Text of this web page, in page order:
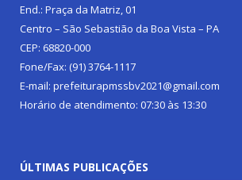
End.: Praça da Matriz, 01
Centro – São Sebastião da Boa Vista – PA
CEP: 68820-000
Fone/Fax: (91) 3764-1117
E-mail: prefeiturapmssbv2021@gmail.com
Horário de atendimento: 07:30 às 13:30
ÚLTIMAS PUBLICAÇÕES